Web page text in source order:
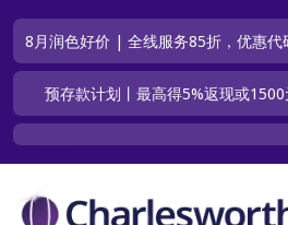
8月润色好价 | 全线服务85折，优惠代
预存款计划丨最高得5%返现或1500